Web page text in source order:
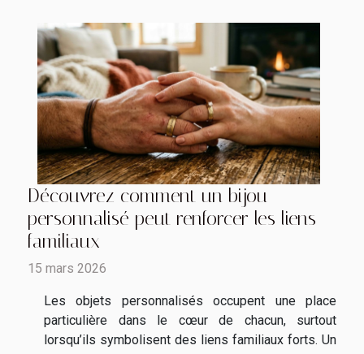
Découvrez comment un bijou
personnalisé peut renforcer les liens
familiaux
15 mars 2026
Les objets personnalisés occupent une place
particulière dans le cœur de chacun, surtout
lorsqu’ils symbolisent des liens familiaux forts. Un